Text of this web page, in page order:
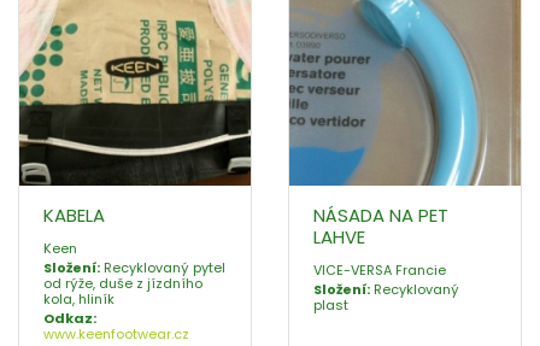
KABELA
Keen
Složení: Recyklovaný pytel
od rýže, duše z jízdního
kola, hliník
Odkaz:
www.keenfootwear.cz
NÁSADA NA PET
LAHVE
VICE-VERSA Francie
Složení: Recyklovaný
plast